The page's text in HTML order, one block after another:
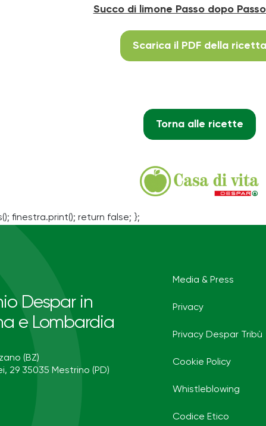
Succo di limone Passo dopo
Scarica il PDF della ricetta
Torna alle ricette
finestra.print(); return false; };
Despar in
e Lombardia
(BZ)
29 35035 Mestrino (PD)
Media & Press
Privacy
Privacy Despar Tribù
Cookie Policy
Whistleblowing
Codice Etico